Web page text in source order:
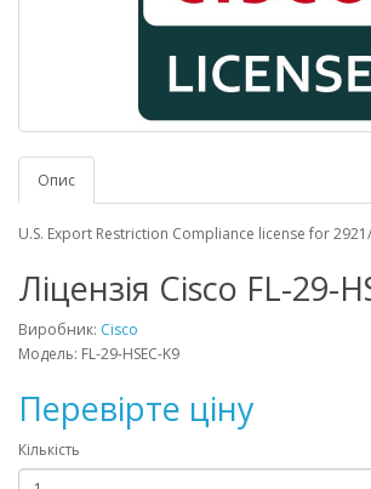
Опис
U.S. Export Restriction Compliance license for
Ліцензія Cisco FL-29-
Виробник: Cisco
Модель: FL-29-HSEC-K9
Перевірте ціну
Кількість